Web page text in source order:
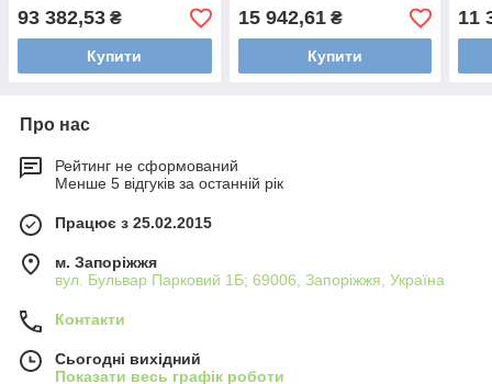
93 382,53 ₴
Купити
15 942,61₴
Купити
11
Про нас
Рейтинг не сформований
Менше 5 відгуків за останній рік
Працює з 25.02.2015
м. Запоріжжя
вул. Бульвар Парковий 1Б; 69006, Запоріжжя, Україна
Контакти
Сьогодні вихідний
Показати весь графік роботи